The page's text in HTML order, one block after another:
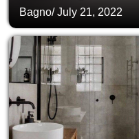
Bagno/July 21, 2022